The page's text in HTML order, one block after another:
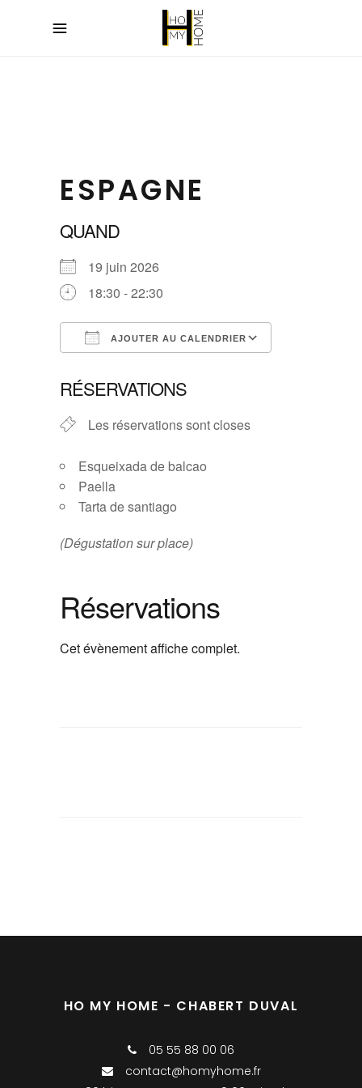
ESPAGNE
QUAND
19 juin 2026
18:30 - 22:30
AJOUTER AU CALENDRIER
RÉSERVATIONS
Les réservations sont closes
Esqueixada de balcao
Paella
Tarta de santiago
(Dégustation sur place)
Réservations
Cet évènement affiche complet.
HO MY HOME - CHABERT DUVAL
05 55 88 00 06
contact@homyhome.fr